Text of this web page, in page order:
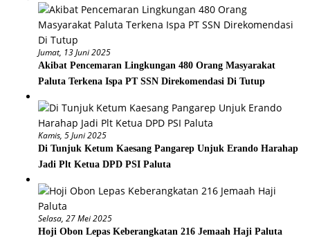
Jumat, 13 Juni 2025
Akibat Pencemaran Lingkungan 480 Orang Masyarakat
Paluta Terkena Ispa PT SSN Direkomendasi Di Tutup
Kamis, 5 Juni 2025
Di Tunjuk Ketum Kaesang Pangarep Unjuk Erando Harahap
Jadi Plt Ketua DPD PSI Paluta
Selasa, 27 Mei 2025
Hoji Obon Lepas Keberangkatan 216 Jemaah Haji Paluta